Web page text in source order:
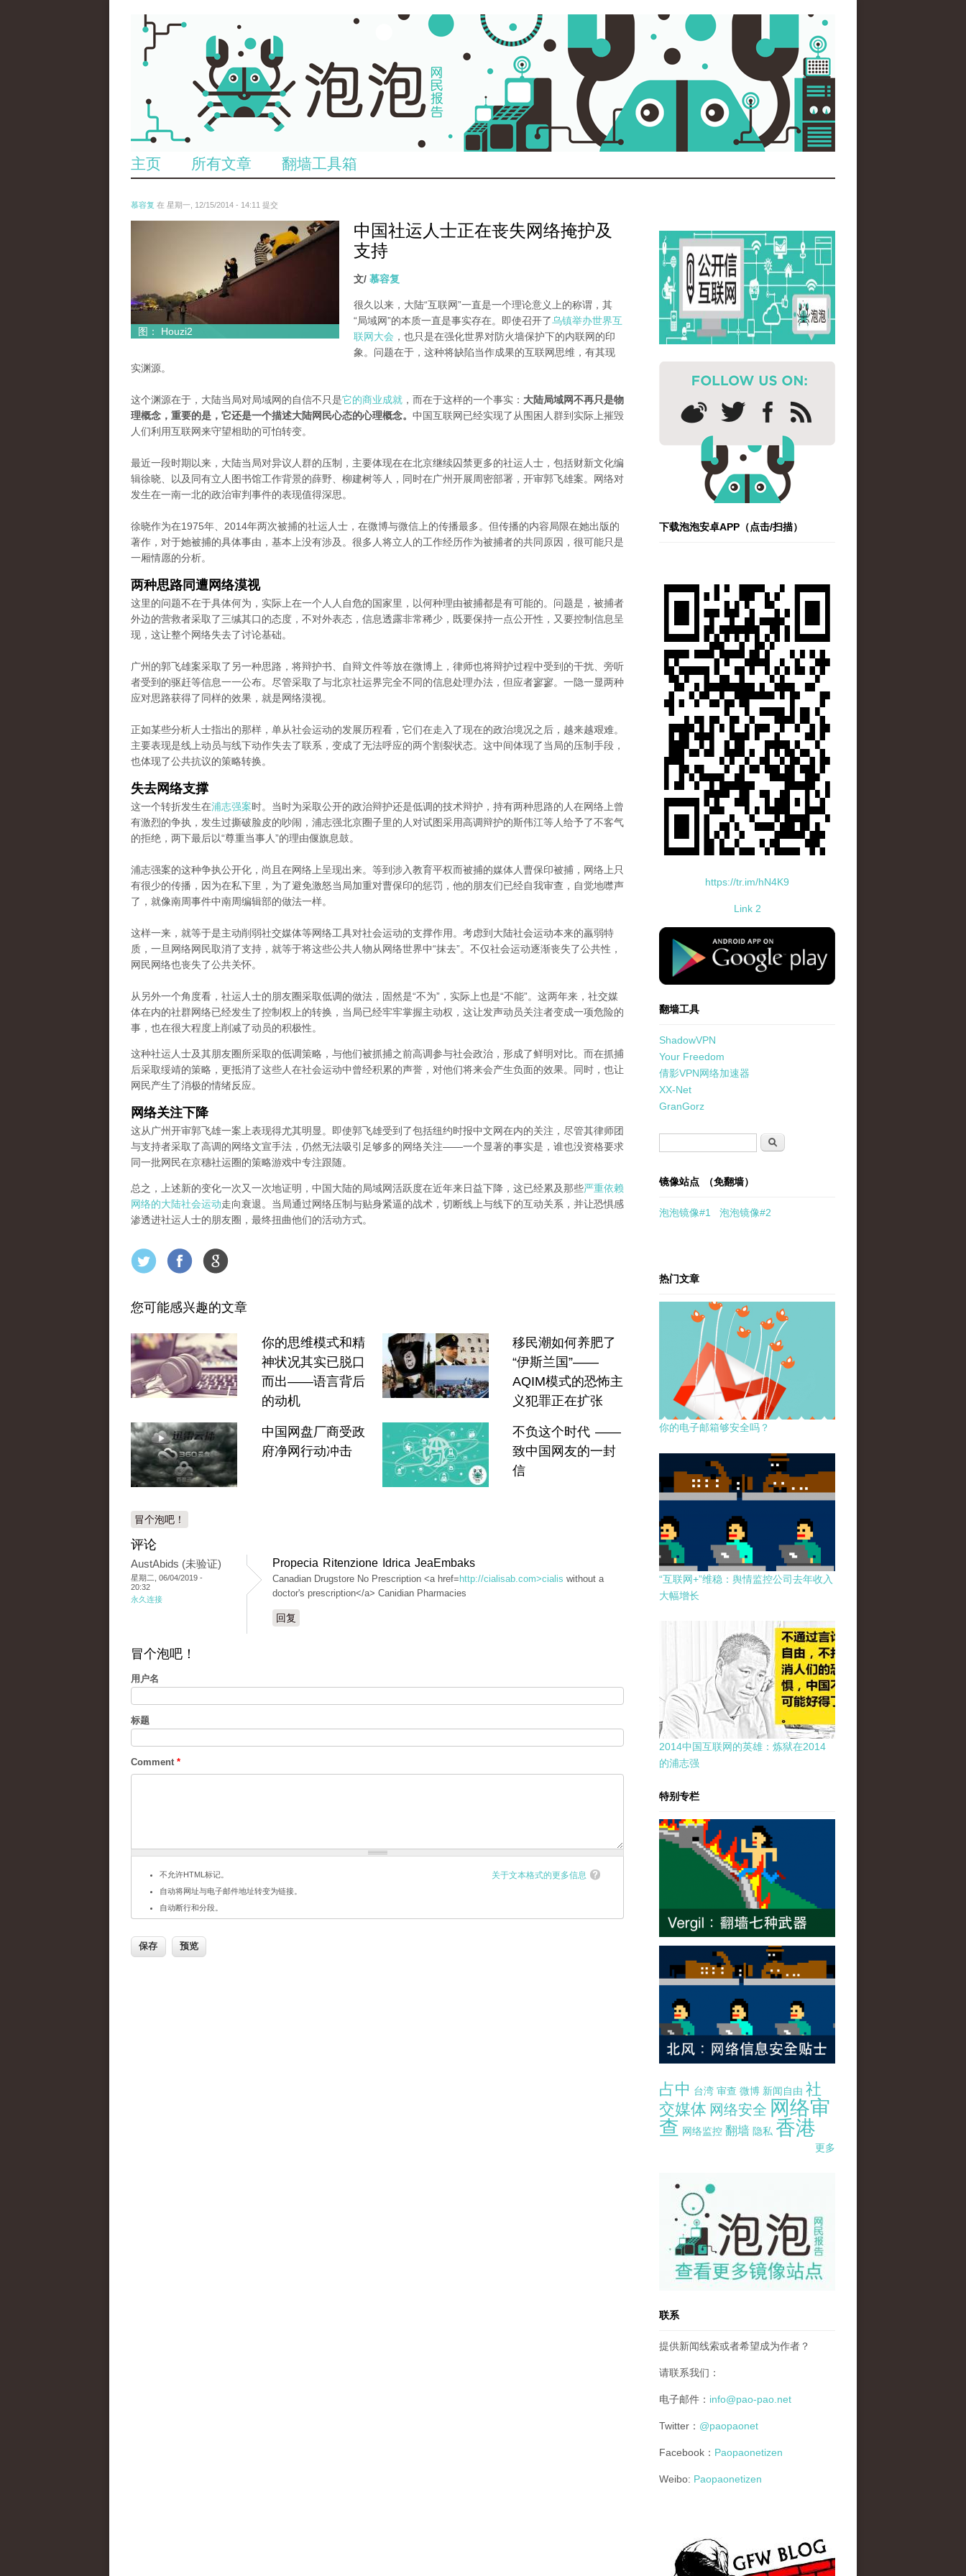
主页 所有文章 翻墙工具箱
慕容复 在 星期一, 12/15/2014 - 14:11 提交
4001698746_b2e8924b96_z.jpg
图： Houzi2
中国社运人士正在丧失网络掩护及
支持
文/ 慕容复
很久以来，大陆“互联网”一直是一个理论意义上的称谓，其
“局域网”的本质一直是事实存在。即使召开了乌镇举办世界互
联网大会 ，也只是在强化世界对防火墙保护下的内联网的印
象。问题在于，这种将缺陷当作成果的互联网思维，有其现
实渊源。
这个渊源在于，大陆当局对局域网的自信不只是它的商业成就 ，而在于这样的一个事实： 大陆局域网不再只是物
理概念，重要的是，它还是一个描述大陆网民心态的心理概念。 中国互联网已经实现了从围困人群到实际上摧毁
人们利用互联网来守望相助的可怕转变。
最近一段时期以来，大陆当局对异议人群的压制，主要体现在在北京继续囚禁更多的社运人士，包括财新文化编
辑徐晓、以及同有立人图书馆工作背景的薛野、柳建树等人，同时在广州开展周密部署，开审郭飞雄案。网络对
发生在一南一北的政治审判事件的表现值得深思。
徐晓作为在1975年、2014年两次被捕的社运人士，在微博与微信上的传播最多。但传播的内容局限在她出版的
著作，对于她被捕的具体事由，基本上没有涉及。很多人将立人的工作经历作为被捕者的共同原因，很可能只是
一厢情愿的分析。
两种思路同遭网络漠视
这里的问题不在于具体何为，实际上在一个人人自危的国家里，以何种理由被捕都是有可能的。问题是，被捕者
外边的营救者采取了三缄其口的态度，不对外表态，信息透露非常稀少，既要保持一点公开性，又要控制信息呈
现，这让整个网络失去了讨论基础。
广州的郭飞雄案采取了另一种思路，将辩护书、自辩文件等放在微博上，律师也将辩护过程中受到的干扰、旁听
者受到的驱赶等信息一一公布。尽管采取了与北京社运界完全不同的信息处理办法，但应者寥寥。一隐一显两种
应对思路获得了同样的效果，就是网络漠视。
正如某些分析人士指出的那样，单从社会运动的发展历程看，它们在走入了现在的政治境况之后，越来越艰难。
主要表现是线上动员与线下动作失去了联系，变成了无法呼应的两个割裂状态。这中间体现了当局的压制手段，
也体现了公共抗议的策略转换。
失去网络支撑
这一个转折发生在浦志强案时。当时为采取公开的政治辩护还是低调的技术辩护，持有两种思路的人在网络上曾
有激烈的争执，发生过撕破脸皮的吵闹，浦志强北京圈子里的人对试图采用高调辩护的斯伟江等人给予了不客气
的拒绝，两下最后以“尊重当事人”的理由偃旗息鼓。
浦志强案的这种争执公开化，尚且在网络上呈现出来。等到涉入教育平权而被捕的媒体人曹保印被捕，网络上只
有很少的传播，因为在私下里，为了避免激怒当局加重对曹保印的惩罚，他的朋友们已经自我审查，自觉地噤声
了，就像南周事件中南周编辑部的做法一样。
这样一来，就等于是主动削弱社交媒体等网络工具对社会运动的支撑作用。考虑到大陆社会运动本来的羸弱特
质，一旦网络网民取消了支持，就等于将这些公共人物从网络世界中“抹去”。不仅社会运动逐渐丧失了公共性，
网民网络也丧失了公共关怀。
从另外一个角度看，社运人士的朋友圈采取低调的做法，固然是“不为”，实际上也是“不能”。这两年来，社交媒
体在内的社群网络已经发生了控制权上的转换，当局已经牢牢掌握主动权，这让发声动员关注者变成一项危险的
事，也在很大程度上削减了动员的积极性。
这种社运人士及其朋友圈所采取的低调策略，与他们被抓捕之前高调参与社会政治，形成了鲜明对比。而在抓捕
后采取绥靖的策略，更抵消了这些人在社会运动中曾经积累的声誉，对他们将来会产生负面的效果。同时，也让
网民产生了消极的情绪反应。
网络关注下降
这从广州开审郭飞雄一案上表现得尤其明显。即使郭飞雄受到了包括纽约时报中文网在内的关注，尽管其律师团
与支持者采取了高调的网络文宣手法，仍然无法吸引足够多的网络关注——一个显著的事实是，谁也没资格要求
同一批网民在京穗社运圈的策略游戏中专注跟随。
总之，上述新的变化一次又一次地证明，中国大陆的局域网活跃度在近年来日益下降，这已经累及那些严重依赖
网络的大陆社会运动走向衰退。当局通过网络压制与贴身紧逼的战术，切断线上与线下的互动关系，并让恐惧感
渗透进社运人士的朋友圈，最终扭曲他们的活动方式。
您可能感兴趣的文章
你的思维模式和精
神状况其实已脱口
而出——语言背后
的动机
移民潮如何养肥了
“伊斯兰国”——
AQIM模式的恐怖主
义犯罪正在扩张
中国网盘厂商受政
府净网行动冲击
不负这个时代 ——
致中国网友的一封
信
冒个泡吧！
评论
AustAbids (未验证)
星期二, 06/04/2019 -
20:32
永久连接
Propecia Ritenzione Idrica JeaEmbaks
Canadian Drugstore No Prescription <a href= http://cialisab.com>cialis without a
doctor's prescription</a> Canidian Pharmacies
回复
冒个泡吧！
用户名
标题
Comment *
关于文本格式的更多信息
不允许HTML标记。
自动将网址与电子邮件地址转变为链接。
自动断行和分段。
下载泡泡安卓APP（点击/扫描）
https://tr.im/hN4K9
Link 2
standard-icon-googleplay-app-store.png
翻墙工具
ShadowVPN
Your Freedom
倩影VPN网络加速器
XX-Net
GranGorz
搜索
镜像站点 （免翻墙）
泡泡镜像#1 泡泡镜像#2
热门文章
你的电子邮箱够安全吗？
“互联网+”维稳：舆情监控公司去年收入
大幅增长
2014中国互联网的英雄：炼狱在2014
的浦志强
特别专栏
占中 台湾 审查 微博 新闻自由 社
交媒体 网络安全 网络审
查 网络监控 翻墙 隐私 香港
更多
pao-pao-banner-mirror-site-120814.jpg
联系
提供新闻线索或者希望成为作者？
请联系我们：
电子邮件： info@pao-pao.net
Twitter： @paopaonet
Facebook： Paopaonetizen
Weibo: Paopaonetizen
gfw_blog_small.jpg